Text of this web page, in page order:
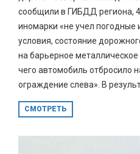
сообщили в ГИБДД региона,
иномарки «не учел погодные
условия, состояние
на барьерное
чего автомобиль отбросило
ограждение слева». В
СМОТРЕТЬ